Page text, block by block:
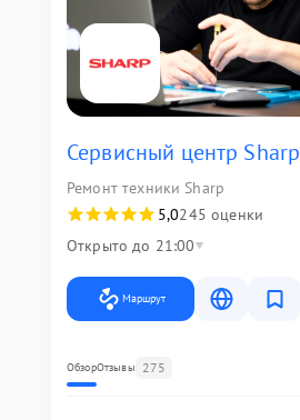
Сервисный центр Sharp
Ремонт техники Sharp
5,0245 оценки
Открыто до 21:00
Маршрут
ОбзорОтзывы 275